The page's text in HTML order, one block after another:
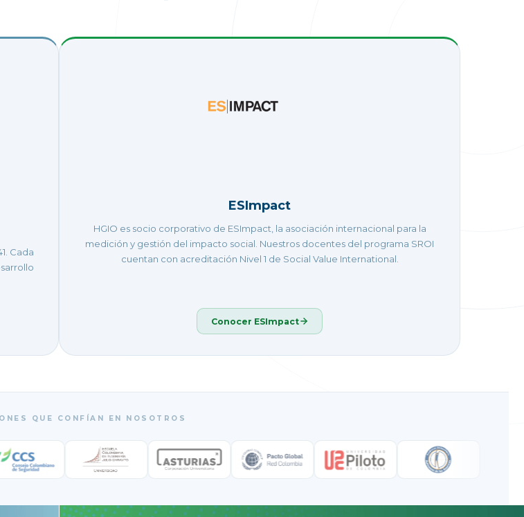
Cada
ESImpact
HGIO es socio corporativo de ESImpact, la asociación internacional para la
medición y gestión del impacto social. Nuestros docentes del programa SROI
cuentan con acreditación Nivel 1 de Social Value International.
Conocer ESImpact
QUE CONFÍAN EN NOSOTROS